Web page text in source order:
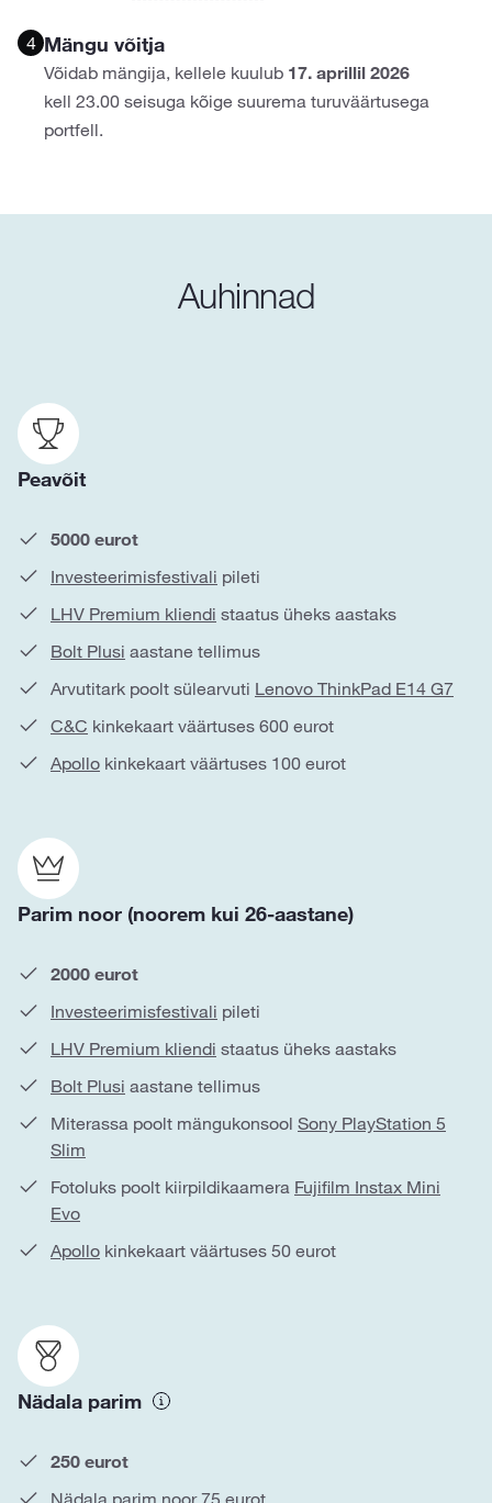
4 Mängu võitja
Võidab mängija, kellele kuulub 17. aprillil 2026
kell 23.00 seisuga kõige suurema turuväärtusega
portfell.
Auhinnad
Peavõit
5000 eurot
Investeerimisfestivali pileti
LHV Premium kliendi staatus üheks aastaks
Bolt Plusi aastane tellimus
Arvutitark poolt sülearvuti Lenovo ThinkPad E14 G7
C&C kinkekaart väärtuses 600 eurot
Apollo kinkekaart väärtuses 100 eurot
Parim noor (noorem kui 26-aastane)
2000 eurot
Investeerimisfestivali pileti
LHV Premium kliendi staatus üheks aastaks
Bolt Plusi aastane tellimus
Miterassa poolt mängukonsool Sony PlayStation 5
Slim
Fotoluks poolt kiirpildikaamera Fujifilm Instax Mini
Evo
Apollo kinkekaart väärtuses 50 eurot
Nädala parim
250 eurot
Nädala parim noor 75 eurot